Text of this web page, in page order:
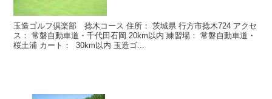
玉造ゴルフ倶楽部 捻木コース 住所： 茨城県 行方市捻木724 アクセ
ス： 常磐自動車道・千代田石岡 20km以内 練習場： 常磐自動車道・
桜土浦 カート： 30km以内 玉造ゴ...